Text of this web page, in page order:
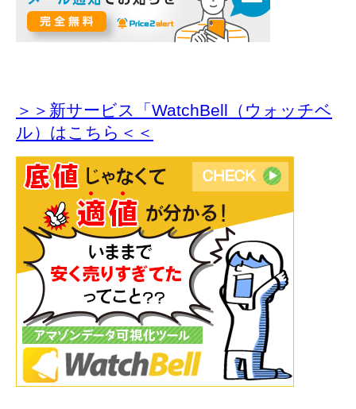
＞＞新サービス「WatchBell（ウォッチベ
ル）はこちら＜＜